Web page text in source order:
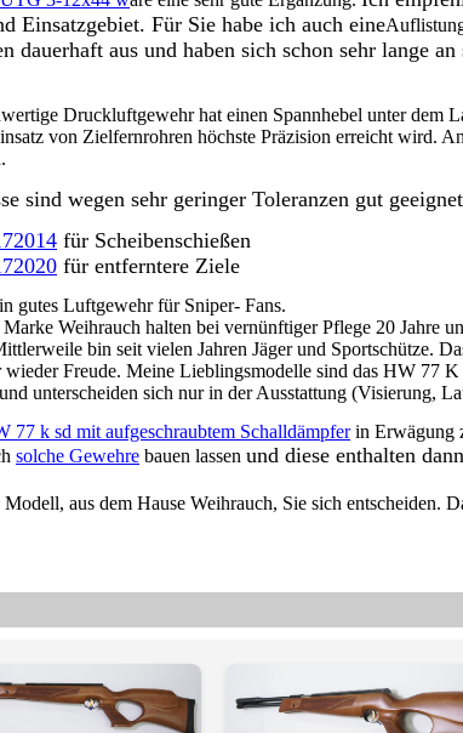
Einsatzgebiet. Für Sie habe ich auch eine
dauerhaft aus und haben sich schon sehr lange
Druckluftgewehr hat einen Spannhebel unter dem
von Zielfernrohren höchste Präzision erreicht wird.
sind wegen sehr geringer Toleranzen gut
für Scheibenschießen
für entferntere Ziele
gutes Luftgewehr für Sniper- Fans.
Weihrauch halten bei vernünftiger Pflege 20 Jahre
bin seit vielen Jahren Jäger und Sportschütze.
wieder Freude. Meine Lieblingsmodelle sind das HW 77
unterscheiden sich nur in der Ausstattung (Visierung,
77 k sd mit aufgeschraubtem Schalldämpferin Erwägung
solche Gewehre bauen lassen und diese enthalten
aus dem Hause Weihrauch, Sie sich entscheiden.